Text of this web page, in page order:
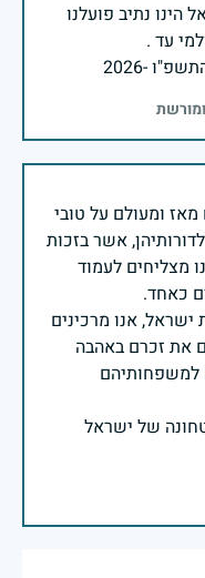
נתיב פועלנו
-2026
ומעולם על טובי
אשר בזכות
מצליחים לעמוד
ישראל, אנו מרכינים
את זכרם באהבה
למשפחותיהם
של ישראל